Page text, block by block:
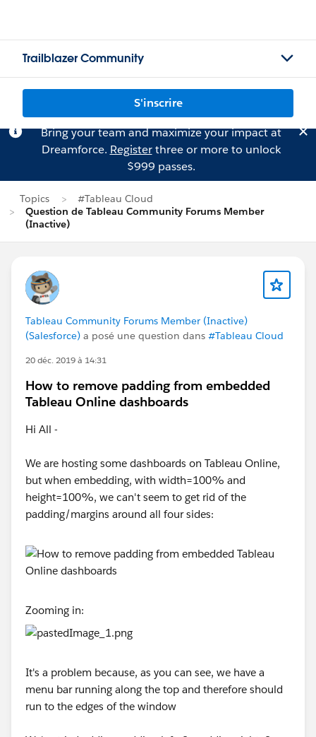
Trailblazer Community
S'inscrire
Bring your team and maximize your impact at
Dreamforce. Registerthree or more to unlock
$999 passes.
Topics
#Tableau Cloud
Question de Tableau Community Forums Member
(Inactive)
Tableau Community Forums Member (Inactive)
(Salesforce) a posé une question dans #Tableau Cloud
20 déc. 2019 à 14:31
How to remove padding from embedded
Tableau Online dashboards
Hi All -
We are hosting some dashboards on Tableau Online,
but when embedding, with width=100% and
height=100%, we can't seem to get rid of the
padding/margins around all four sides:
Zooming in:
It's a problem because, as you can see, we have a
menu bar running along the top and therefore should
run to the edges of the window